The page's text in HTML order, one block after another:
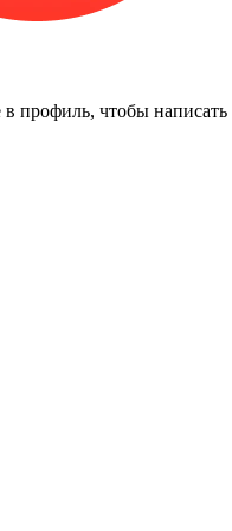
в профиль, чтобы написать